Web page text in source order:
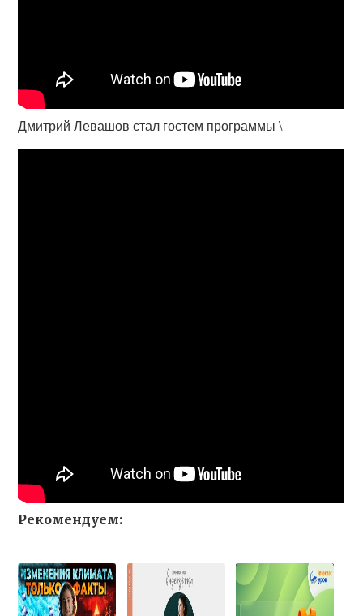
Дмитрий Левашов стал гостем программы \
Рекомендуем: